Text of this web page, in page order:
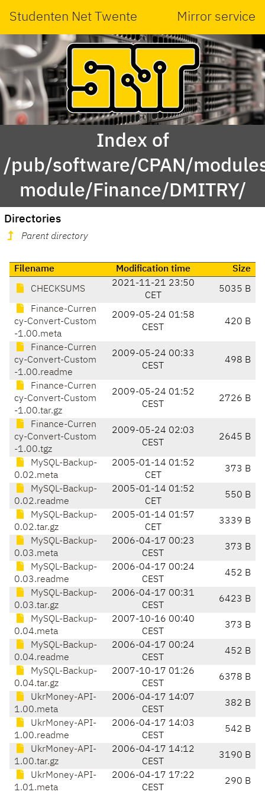
Studenten Net Twente Mirror service
Index of
/pub/software/CPAN/
module/Finance/DMITRY/
Directories
Parent directory
Filename Modification time Size
CHECKSUMS
2021-11-21 23:50
CET
5035 B
Finance-Curren
cy-Convert-Custom
-1.00.meta
2009-05-24 01:58
CEST
420 B
Finance-Curren
cy-Convert-Custom
-1.00.readme
2009-05-24 00:33
CEST
498 B
Finance-Curren
cy-Convert-Custom
-1.00.tar.gz
2009-05-24 01:52
CEST
2726 B
Finance-Curren
cy-Convert-Custom
-1.00.tgz
2009-05-24 02:03
CEST
2645 B
MySQL-Backup-
0.02.meta
2005-01-14 01:52
CET
373 B
MySQL-Backup-
0.02.readme
2005-01-14 01:52
CET
550 B
MySQL-Backup-
0.02.tar.gz
2005-01-14 01:57
CET
3339 B
MySQL-Backup-
0.03.meta
2006-04-17 00:23
CEST
373 B
MySQL-Backup-
0.03.readme
2006-04-17 00:24
CEST
452 B
MySQL-Backup-
0.03.tar.gz
2006-04-17 00:31
CEST
6423 B
MySQL-Backup-
0.04.meta
2007-10-16 00:40
CEST
373 B
MySQL-Backup-
0.04.readme
2006-04-17 00:24
CEST
452 B
MySQL-Backup-
0.04.tar.gz
2007-10-17 01:26
CEST
6378 B
UkrMoney-API-
1.00.meta
2006-04-17 14:07
CEST
382 B
UkrMoney-API-
1.00.readme
2006-04-17 14:03
CEST
542 B
UkrMoney-API-
1.00.tar.gz
2006-04-17 14:12
CEST
3190 B
UkrMoney-API-
1.01.meta
2006-04-17 17:22
CEST
290 B